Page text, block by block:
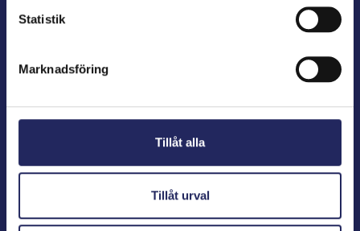
Statistik
Marknadsföring
Tillåt alla
Tillåt urval
John Nurminens Stiftelse är Östersjöns beskyddare,
förespråkare för havets betydelse, den marina
John Nurminens Stiftelse
Bölegatan 2
info@jnfoundation.fi